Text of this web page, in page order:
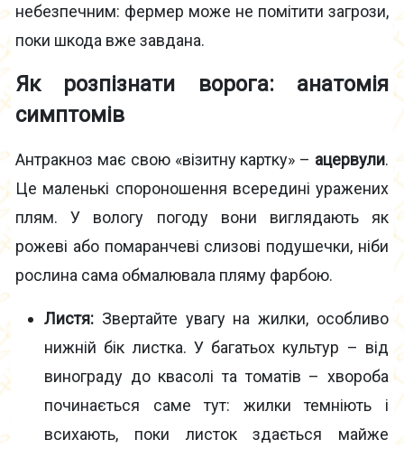
небезпечним: фермер може не помітити загрози,
поки шкода вже завдана.
Як розпізнати ворога: анатомія
симптомів
Антракноз має свою «візитну картку» – ацервули.
Це маленькі спороношення всередині уражених
плям. У вологу погоду вони виглядають як
рожеві або помаранчеві слизові подушечки, ніби
рослина сама обмалювала пляму фарбою.
Листя: Звертайте увагу на жилки, особливо
нижній бік листка. У багатьох культур – від
винограду до квасолі та томатів – хвороба
починається саме тут: жилки темніють і
всихають, поки листок здається майже